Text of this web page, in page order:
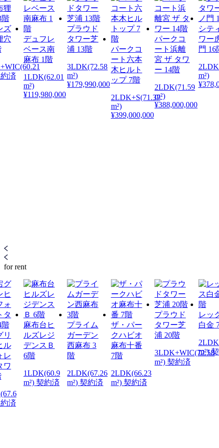
ズ
穴
済
デュフレ
ベース南
麻布 1階
1LDK(62.01
m²)
¥119,980,000
プラウド
タワー芝
浦 13階
3LDK(72.58
m²)
¥179,990,000
パークコ
ート六本
木ヒルト
ップ 7階
2LDK+S(71.37
m²)
¥399,000,000
パークコ
ート浜離
宮 ザ タワ
ー 14階
2LDK(71.59
m²)
¥388,000,000
シテ
ワー
門 16
m²)
for rent
リ
ル
レ
ワ
済
麻布台ヒ
ルズレジ
デンスＢ
6階
1LDK(60.9
m²) 契約済
プライム
ガーデン
西麻布 3
階
2LDK(67.26
m²) 契約済
ザ・パー
クハビオ
麻布十番
7階
2LDK(66.23
m²) 契約済
プラウド
タワー芝
浦 20階
3LDK+WIC(72.58
m²) 契約済
レッ
白金
m²)